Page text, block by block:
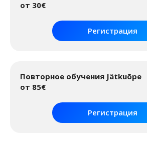
от 30€
Регистрация
Повторное обучения Jätkuõpe
от 85€
Регистрация